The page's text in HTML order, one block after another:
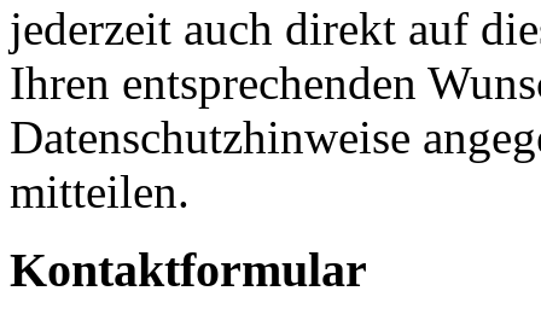
jederzeit auch direkt auf
Ihren entsprechenden
Datenschutzhinweise
mitteilen.
Kontaktformular